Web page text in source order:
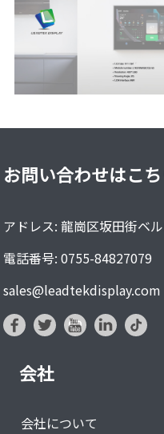
お問い合わせはこ
アドレス: 龍崗区坂田街ベ
電話番号: 0755-84827079
sales@leadtekdisplay.com
会社
会社について